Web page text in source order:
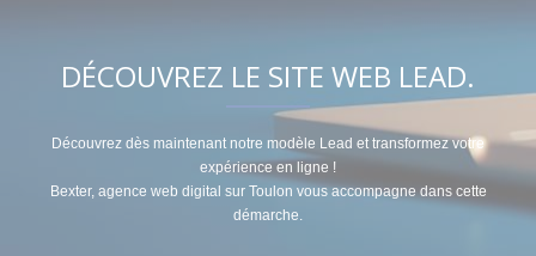
DÉCOUVREZ LE SITE WEB LEAD.
Découvrez dès maintenant notre modèle Lead et transformez votre
expérience en ligne !
Bexter, agence web digital sur Toulon vous accompagne dans cette
démarche.